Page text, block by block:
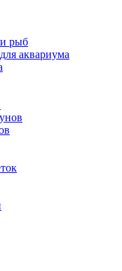
рыб
аквариума